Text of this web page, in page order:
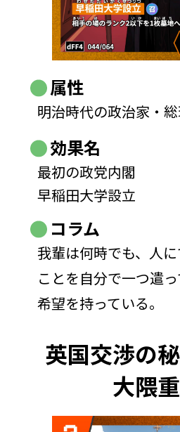
属性
明治時代の政治家・
効果名
最初の政党内閣
早稲田大学設立
コラム
我輩は何時でも、人
ことを自分で一つ遣
希望を持っている。
英国交渉の
大隈